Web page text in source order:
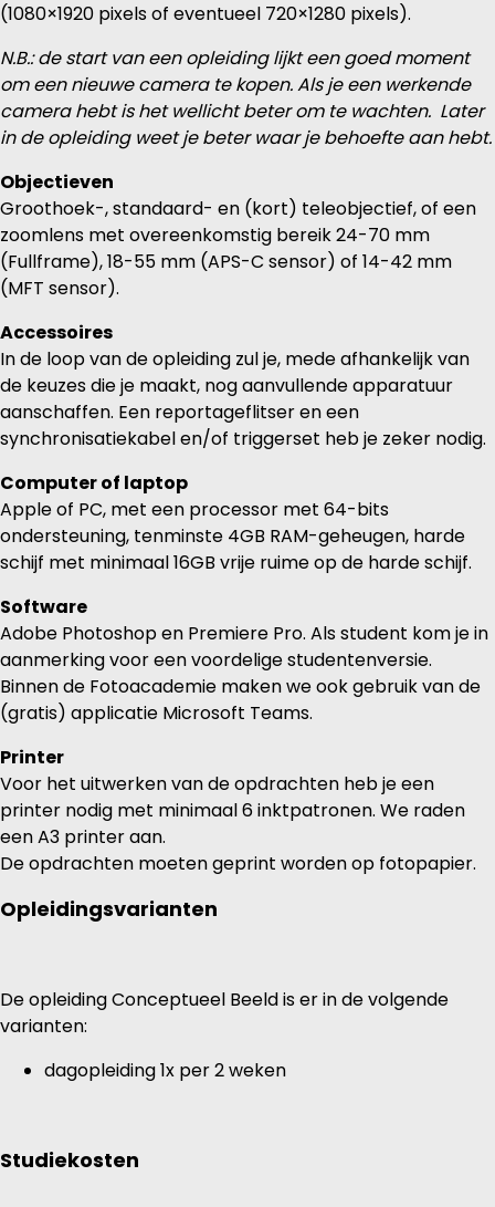
(1080×1920 pixels of eventueel 720×1280 pixels).
N.B.: de start van een opleiding lijkt een goed moment
om een nieuwe camera te kopen. Als je een werkende
camera hebt is het wellicht beter om te wachten. Later
in de opleiding weet je beter waar je behoefte aan hebt.
Objectieven
Groothoek-, standaard- en (kort) teleobjectief, of een
zoomlens met overeenkomstig bereik 24-70 mm
(Fullframe), 18-55 mm (APS-C sensor) of 14-42 mm
(MFT sensor).
Accessoires
In de loop van de opleiding zul je, mede afhankelijk van
de keuzes die je maakt, nog aanvullende apparatuur
aanschaffen. Een reportageflitser en een
synchronisatiekabel en/of triggerset heb je zeker nodig.
Computer of laptop
Apple of PC, met een processor met 64-bits
ondersteuning, tenminste 4GB RAM-geheugen, harde
schijf met minimaal 16GB vrije ruime op de harde schijf.
Software
Adobe Photoshop en Premiere Pro. Als student kom je in
aanmerking voor een voordelige studentenversie.
Binnen de Fotoacademie maken we ook gebruik van de
(gratis) applicatie Microsoft Teams.
Printer
Voor het uitwerken van de opdrachten heb je een
printer nodig met minimaal 6 inktpatronen. We raden
een A3 printer aan.
De opdrachten moeten geprint worden op fotopapier.
Opleidingsvarianten
De opleiding Conceptueel Beeld is er in de volgende
varianten:
dagopleiding 1x per 2 weken
Studiekosten